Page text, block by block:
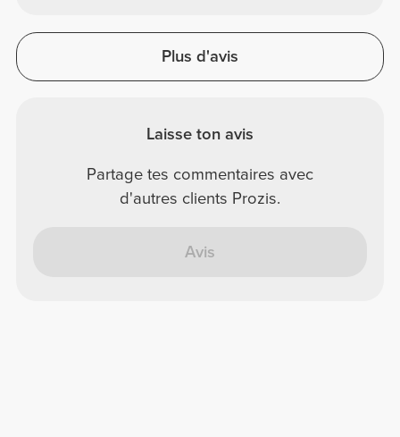
Plus d'avis
Laisse ton avis
Partage tes commentaires avec
d'autres clients Prozis.
Avis